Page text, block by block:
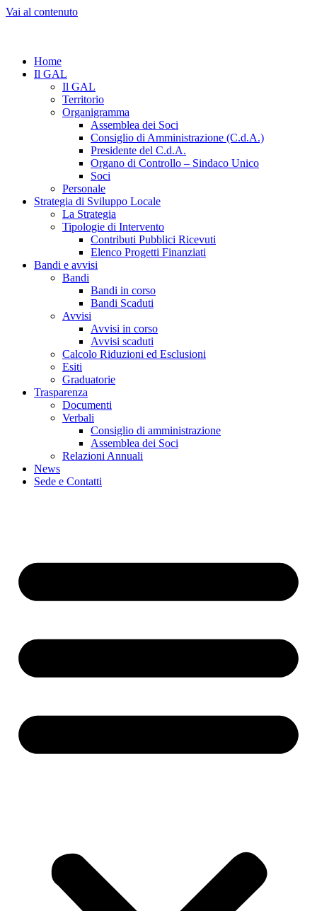
Vai al contenuto
Home
Il GAL
Il GAL
Territorio
Organigramma
Assemblea dei Soci
Consiglio di Amministrazione (C.d.A.)
Presidente del C.d.A.
Organo di Controllo – Sindaco Unico
Soci
Personale
Strategia di Sviluppo Locale
La Strategia
Tipologie di Intervento
Contributi Pubblici Ricevuti
Elenco Progetti Finanziati
Bandi e avvisi
Bandi
Bandi in corso
Bandi Scaduti
Avvisi
Avvisi in corso
Avvisi scaduti
Calcolo Riduzioni ed Esclusioni
Esiti
Graduatorie
Trasparenza
Documenti
Verbali
Consiglio di amministrazione
Assemblea dei Soci
Relazioni Annuali
News
Sede e Contatti